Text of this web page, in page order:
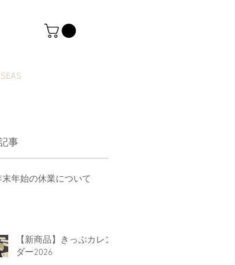
事
末年始の休業について
【新商品】きっぷカレン
ダー2026